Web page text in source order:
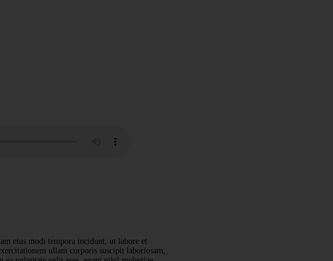
eius modi tempora incidunt, ut labore et
ullam corporis suscipit laboriosam,